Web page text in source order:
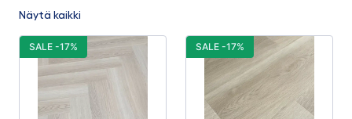
Näytä kaikki
SALE -17% SALE -17%